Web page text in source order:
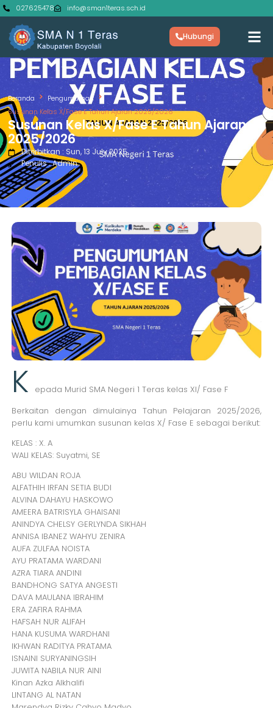
027625478 info@sman1teras.sch.id
Hubungi
Beranda
Pengumuman
Susunan Kelas X/Fase E Tahun Ajaran 2025/2026
Susunan Kelas X/Fase E Tahun Ajaran
2025/2026
Diterbitkan : Sun, 13 July 2025
Penulis : Admin
K
epada Murid SMA Negeri 1 Teras kelas XI/ Fase F
Berkaitan dengan dimulainya Tahun Pelajaran 2025/2026,
perlu kami umumkan susunan kelas X/ Fase E sebagai berikut:
KELAS : X. A
WALI KELAS: Suyatmi, SE
ABU WILDAN ROJA
ALFATHIH IRFAN SETIA BUDI
ALVINA DAHAYU HASKOWO
AMEERA BATRISYLA GHAISANI
ANINDYA CHELSY GERLYNDA SIKHAH
ANNISA IBANEZ WAHYU ZENIRA
AUFA ZULFAA NOISTA
AYU PRATAMA WARDANI
AZRA TIARA ANDINI
BANDHONG SATYA ANGESTI
DAVA MAULANA IBRAHIM
ERA ZAFIRA RAHMA
HAFSAH NUR ALIFAH
HANA KUSUMA WARDHANI
IKHWAN RADITYA PRATAMA
ISNAINI SURYANINGSIH
JUWITA NABILA NUR AINI
Kinan Azka Alkhalifi
LINTANG AL NATAN